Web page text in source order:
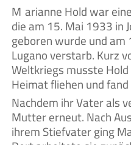
Marianne Hold war eine deutsche Schauspielerin,
die am 15. Mai 1933 in
geboren wurde und
Lugano verstarb. Kurz
Weltkriegs musste
Heimat fliehen und
Nachdem ihr Vater als
Mutter erneut. Nach
ihrem Stiefvater ging